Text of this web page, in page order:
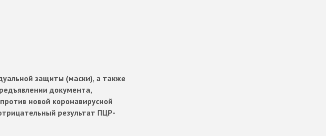
защиты (маски), а также
документа,
новой коронавирусной
результат ПЦР-